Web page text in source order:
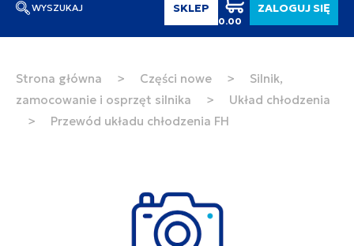
WYSZUKAJ SKLEP
0.00
ZALOGUJ SIĘ
Wpisz numer katalogowy lub nazwę
SZUKAJ
Strona główna > Części nowe >
Silnik,
zamocowanie i osprzęt silnika
>
Układ chłodzenia
>
Przewód układu chłodzenia FH